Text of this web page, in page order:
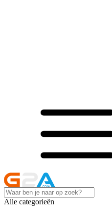
Alle categorieën